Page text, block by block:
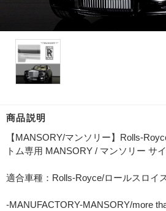
商品説明
【MANSORY/マンソリー】Rolls-
トム専用 MANSORY / マンソリー サ
適合車種：Rolls-Royce/ロールスロイ
-MANUFACTORY-MANSORY/more